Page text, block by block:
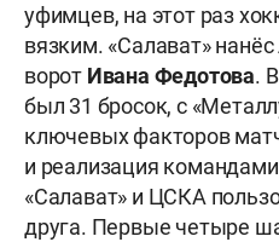
уфимцев, на этот раз
вязким. «Салават»
ворот Ивана Федотова.
был 31 бросок, с
ключевых факторов
и реализация
«Салават» и ЦСКА
друга. Первые четыре